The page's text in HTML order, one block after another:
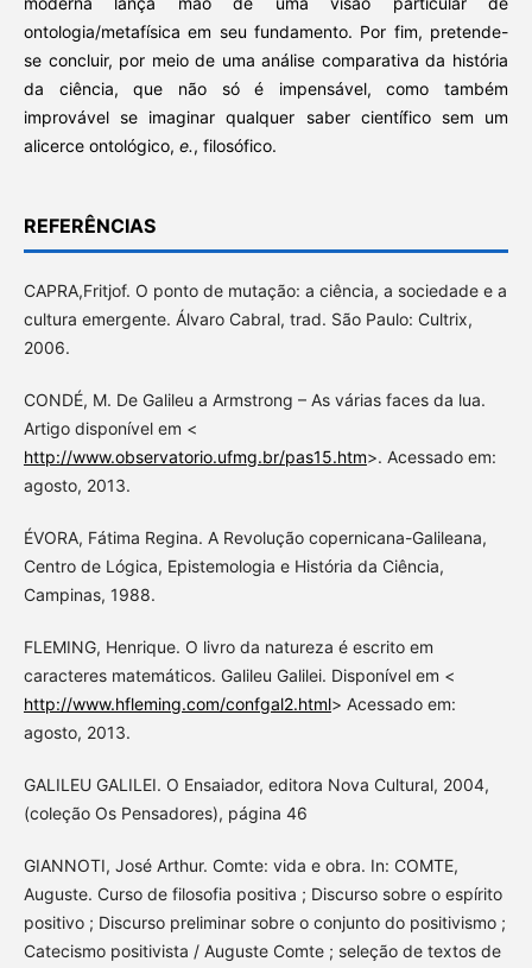
ontologia/metafísica em seu fundamento. Por fim, pretende-
se concluir, por meio de uma análise comparativa da história
da ciência, que não só é impensável, como também
improvável se imaginar qualquer saber científico sem um
alicerce ontológico, e., filosófico.
REFERÊNCIAS
CAPRA,Fritjof. O ponto de mutação: a ciência, a sociedade e a
cultura emergente. Álvaro Cabral, trad. São Paulo: Cultrix,
2006.
CONDÉ, M. De Galileu a Armstrong – As várias faces da lua.
Artigo disponível em <
http://www.observatorio.ufmg.br/pas15.htm>. Acessado em:
agosto, 2013.
ÉVORA, Fátima Regina. A Revolução copernicana-Galileana,
Centro de Lógica, Epistemologia e História da Ciência,
Campinas, 1988.
FLEMING, Henrique. O livro da natureza é escrito em
caracteres matemáticos. Galileu Galilei. Disponível em <
http://www.hfleming.com/confgal2.html> Acessado em:
agosto, 2013.
GALILEU GALILEI. O Ensaiador, editora Nova Cultural, 2004,
(coleção Os Pensadores), página 46
GIANNOTI, José Arthur. Comte: vida e obra. In: COMTE,
Auguste. Curso de filosofia positiva ; Discurso sobre o espírito
positivo ; Discurso preliminar sobre o conjunto do positivismo ;
Catecismo positivista / Auguste Comte ; seleção de textos de